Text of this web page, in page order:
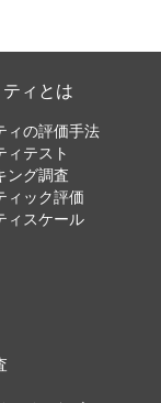
ィとは
ィの評価手法
ィテスト
ング調査
ィック評価
ィスケール